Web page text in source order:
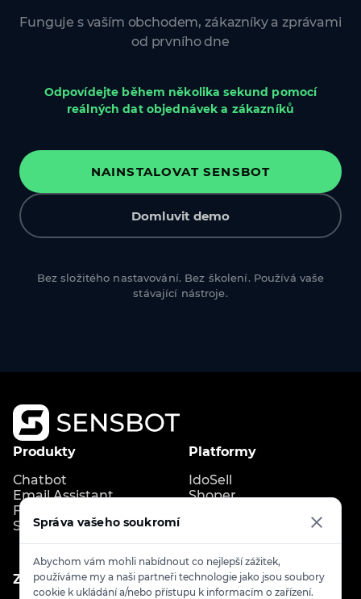
Funguje s vaším obchodem, zákazníky a zprávami
od prvního dne
Odpovídejte během několika sekund pomocí
reálných dat objednávek a zákazníků
NAINSTALOVAT SENSBOT
Domluvit demo
Bez složitého nastavování. Bez školení. Používá vaše
stávající nástroje.
Produkty
Chatbot
Email Assistant
FAQ Generator
Store Copilot
Platformy
IdoSell
Shoper
Upgates
Zdroje Kontakt
Správa vašeho soukromí
Abychom vám mohli nabídnout co nejlepší zážitek,
používáme my a naši partneři technologie jako jsou soubory
cookie k ukládání a/nebo přístupu k informacím o zařízení.